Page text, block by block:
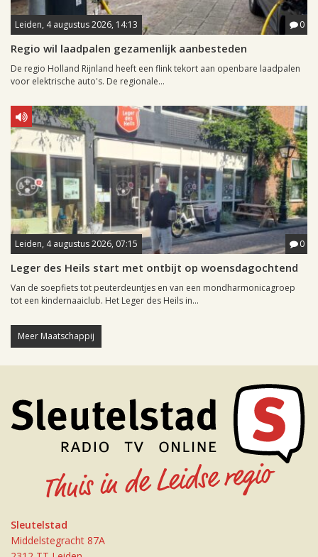
Leiden, 4 augustus 2026, 14:13 0
Regio wil laadpalen gezamenlijk aanbesteden
De regio Holland Rijnland heeft een flink tekort aan openbare laadpalen
voor elektrische auto's. De regionale...
Leiden, 4 augustus 2026, 07:15 0
Leger des Heils start met ontbijt op woensdagochtend
Van de soepfiets tot peuterdeuntjes en van een mondharmonicagroep
tot een kindernaaiclub. Het Leger des Heils in...
Meer Maatschappij
Sleutelstad
Middelstegracht 87A